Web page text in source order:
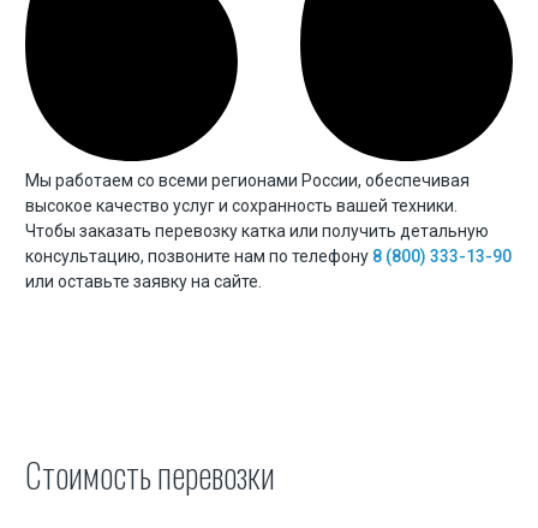
Мы работаем со всеми регионами России, обеспечивая
высокое качество услуг и сохранность вашей техники.
Чтобы заказать перевозку катка или получить детальную
консультацию, позвоните нам по телефону 8 (800) 333-13-90
или оставьте заявку на сайте.
Стоимость перевозки